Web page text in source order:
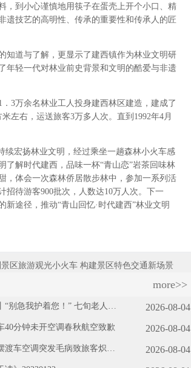
，到小心谨慎地用筷子在蛋壳上开个小口、精
遗技艺的高明性、传承的重要性和传承人的匠
道与了解，更显示了建西镇作为林业文明研
年轻一代对林业前史背景和文明的酷爱与非遗
3万余名林业工人投身建西林区建造，建成了
左右，运送旅客3万多人次。直到1992年4月
宏扬林业文明，经过乘坐一趟森林小火车感
解时代建西，品味一杯“青山恋”岩茶回味林
，体会一次森林侨居散步林中，参加一系列活
招待游客900批次，人数达10万人次。下一
途径，推动“青山回忆·时代建西”林业文明
景区旅游观光小火车 构建景区特色交通新场景
more>>
“别急我护着您！” 七旬老人晕
2026-08-04
40分钟未开空调春秋航空致歉 2026-08-04
渡车空调突发毛病致旅客炽热
2026-08-04